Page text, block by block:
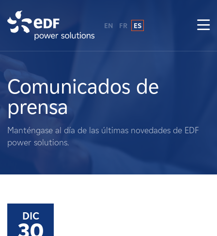
Sobre nosotros
Qué hacemos
Terratenientes
Carreras
EN FR ES
Comunicados de
prensa
Manténgase al día de las últimas novedades de EDF
power solutions.
DIC
30